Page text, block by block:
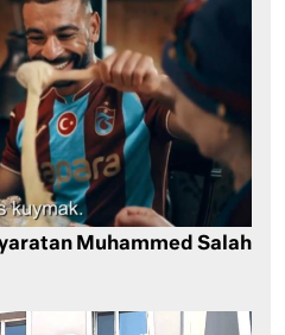
yaratan Muhammed Salah